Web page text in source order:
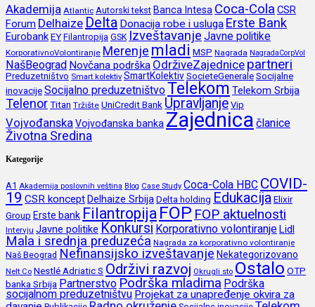
Akademija Atlantic Autorski tekst Banca Intesa Coca-Cola CSR
Forum Delhaize Delta Donacija robe i usluga Erste Bank
EurobankEY Filantropija GSK Izveštavanje Javne politike
KorporativnoVolontiranje Merenje mladi MSP Nagrada NagradaCorpVol
NašBeograd Novčana podrška OdrživeZajednice partneri
Preduzetništvo Smart kolektiv SmartKolektivSocieteGeneraleSocijalne
inovacijeSocijalno preduzetništvoTelekom Telekom Srbija
TelenorTitan Tržište UniCredit Bank Upravljanje Vip
Vojvođanska Vojvođanska banka Zajednica članice
Životna Sredina
Kategorije
A1 Akademija poslovnih veština Blog Case Study Coca-Cola HBC COVID-
19 CSR koncept Delhaize Srbija Delta holding Edukacija Elixir
Group Erste bank Filantropija FOP FOP aktuelnosti
Intervju Javne politike Konkursi Korporativno volontiranje Lidl
Mala i srednja preduzeća Nagrada za korporativno volontiranje
Naš Beograd Nefinansijsko izveštavanje Nekategorizovano
Nelt Co Nestlé Adriatic S Održivi razvoj Okrugli sto Ostalo OTP
banka Srbija Partnerstvo Podrška mladima Podrška
socijalnom preduzetništvu Projekat za unapređenje okvira za